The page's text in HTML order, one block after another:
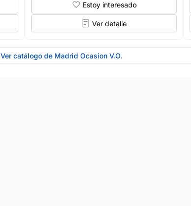
Estoy interesado
Ver detalle
Ver catálogo de Madrid Ocasion V.O.